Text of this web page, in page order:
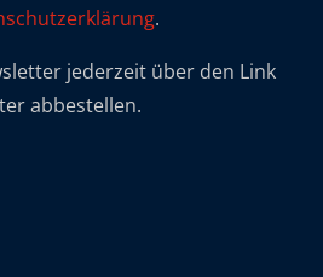
.
jederzeit über den Link
abbestellen.